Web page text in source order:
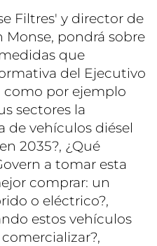
Filtres' y director de
Monse, pondrá sobre
que
del Ejecutivo
como por ejemplo
sectores la
de vehículos diésel
2035?, ¿Qué
a tomar esta
comprar: un
o eléctrico?,
estos vehículos